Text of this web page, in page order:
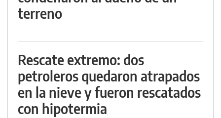
terreno
Rescate extremo: dos
petroleros quedaron atrapados
en la nieve y fueron rescatados
con hipotermia